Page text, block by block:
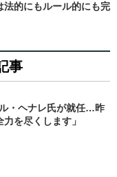
法的にもルール的にも完
事
・ヘナレ氏が就任…昨
を尽くします」